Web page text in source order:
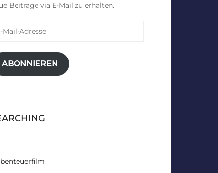
Beiträge via E-Mail zu erhalten.
ABONNIEREN